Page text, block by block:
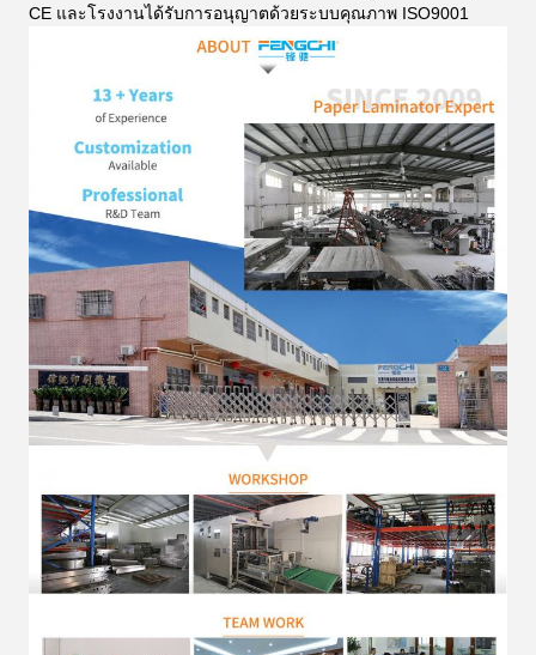
CE และโรงงานได้รับการอนุญาตด้วยระบบคุณภาพ ISO9001